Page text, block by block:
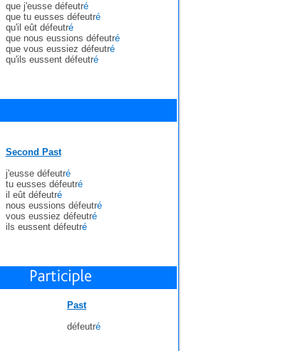
que j'eusse défeutré
que tu eusses défeutré
qu'il eût défeutré
que nous eussions défeutré
que vous eussiez défeutré
qu'ils eussent défeutré
Second Past
j'eusse défeutré
tu eusses défeutré
il eût défeutré
nous eussions défeutré
vous eussiez défeutré
ils eussent défeutré
Past
défeutré